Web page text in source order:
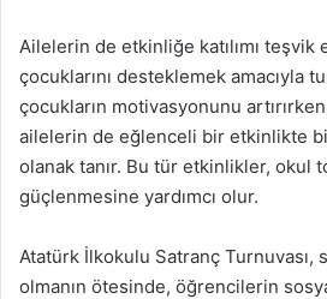
Ailelerin de etkinliğe katılımı teşvik
çocuklarını desteklemek amacıyla
çocukların motivasyonunu
ailelerin de eğlenceli bir etkinlikte
olanak tanır. Bu tür etkinlikler, okul
güçlenmesine yardımcı olur.
Atatürk İlkokulu Satranç Turnuvası,
olmanın ötesinde, öğrencilerin